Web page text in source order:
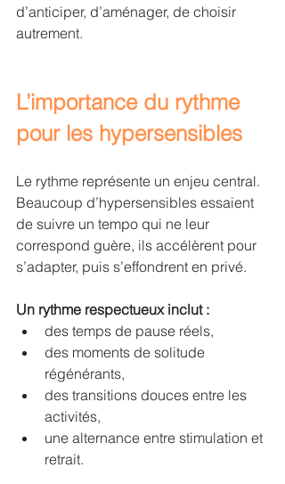
d’anticiper, d’aménager, de choisir
autrement.
L’importance du rythme
pour les hypersensibles
Le rythme représente un enjeu central.
Beaucoup d’hypersensibles essaient
de suivre un tempo qui ne leur
correspond guère, ils accélèrent pour
s’adapter, puis s’effondrent en privé.
Un rythme respectueux inclut :
des temps de pause réels,
des moments de solitude
régénérants,
des transitions douces entre les
activités,
une alternance entre stimulation et
retrait.